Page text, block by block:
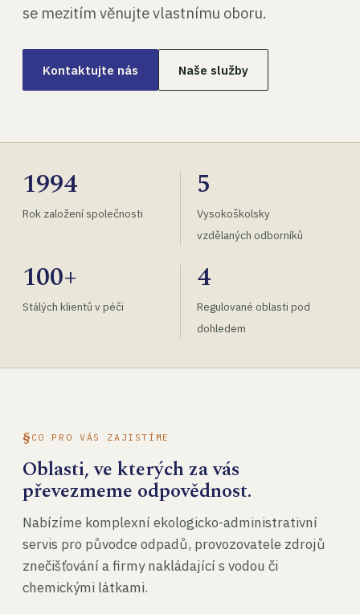
se mezitím věnujte vlastnímu oboru.
Kontaktujte nás Naše služby
1994
Rok založení společnosti
5
Vysokoškolsky
vzdělaných odborníků
100+
Stálých klientů v péči
4
Regulované oblasti pod
dohledem
CO PRO VÁS ZAJISTÍME
Oblasti, ve kterých za vás
převezmeme odpovědnost.
Nabízíme komplexní ekologicko-administrativní
servis pro původce odpadů, provozovatele zdrojů
znečišťování a firmy nakládající s vodou či
chemickými látkami.